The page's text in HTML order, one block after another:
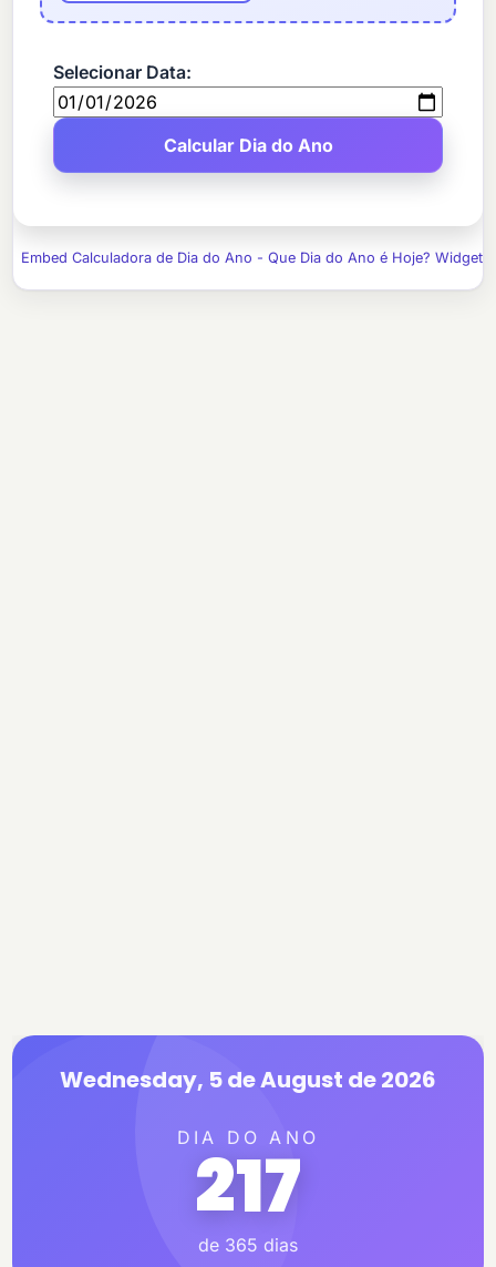
Selecionar Data:
Embed Calculadora de Dia do Ano - Que Dia do Ano é Hoje? Widget
Wednesday, 5 de August de 2026
DIA DO ANO
217
de 365 dias